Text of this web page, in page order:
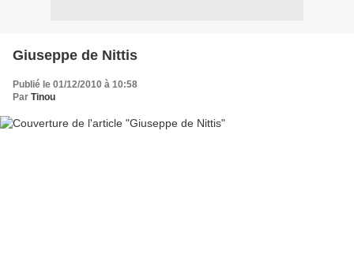
Giuseppe de Nittis
Publié le 01/12/2010 à 10:58
Par Tinou